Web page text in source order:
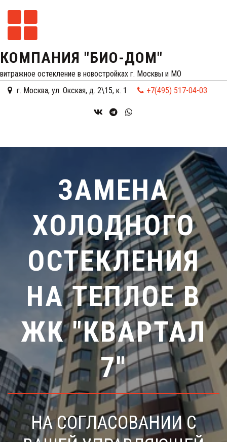
КОМПАНИЯ "БИО-ДОМ"
витражное остекление в новостройках г. Москвы и МО
г. Москва, ул. Окская, д. 2\15, к. 1 +7(495) 517-04-03
ЗАМЕНА
ХОЛОДНОГО
ОСТЕКЛЕНИЯ
НА ТЕПЛОЕ В
ЖК "КВАРТАЛ
7"
НА СОГЛАСОВАНИИ С